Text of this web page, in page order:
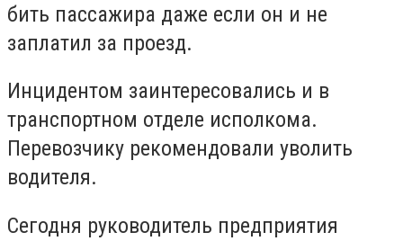
бить пассажира даже если он и не
заплатил за проезд.
Инцидентом заинтересовались и в
транспортном отделе исполкома.
Перевозчику рекомендовали уволить
водителя.
Сегодня руководитель предприятия